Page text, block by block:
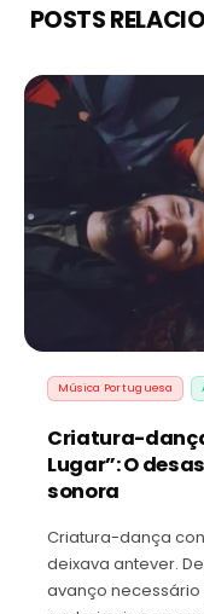
POSTS
Música Portuguesa
Criatura-
Lugar”: O
sonora
Criatura-dança
deixava antever.
avanço